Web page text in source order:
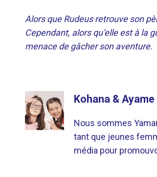
Alors que Rudeus retrouve son
Cependant, alors qu’elle est à la
menace de gâcher son aventure.
Kohana & Ayame
Nous sommes
tant que jeunes
média pour